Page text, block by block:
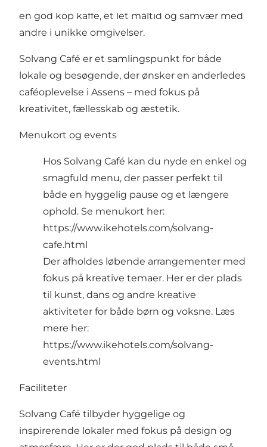
en god kop kaffe, et let måltid og samvær med
andre i unikke omgivelser.
Solvang Café er et samlingspunkt for både
lokale og besøgende, der ønsker en anderledes
caféoplevelse i Assens – med fokus på
kreativitet, fællesskab og æstetik.
Menukort og events
Hos Solvang Café kan du nyde en enkel og
smagfuld menu, der passer perfekt til
både en hyggelig pause og et længere
ophold. Se menukort her:
https://www.ikehotels.com/solvang-
cafe.html
Der afholdes løbende arrangementer med
fokus på kreative temaer. Her er der plads
til kunst, dans og andre kreative
aktiviteter for både børn og voksne. Læs
mere her:
https://www.ikehotels.com/solvang-
events.html
Faciliteter
Solvang Café tilbyder hyggelige og
inspirerende lokaler med fokus på design og